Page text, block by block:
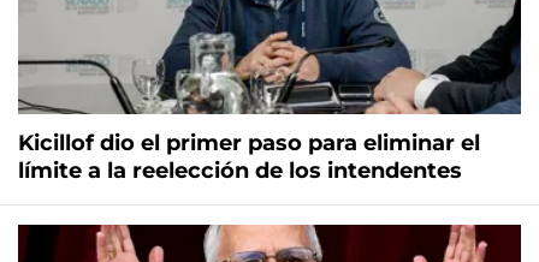
Kicillof dio el primer paso para eliminar el
límite a la reelección de los intendentes